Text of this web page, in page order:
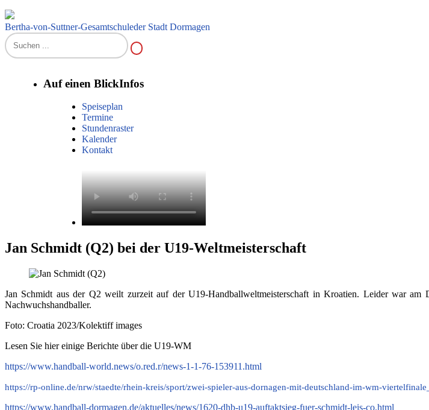
Bertha-von-Suttner-Gesamtschuleder Stadt Dormagen
Auf einen BlickInfos
Speiseplan
Termine
Stundenraster
Kalender
Kontakt
Jan Schmidt (Q2) bei der U19-Weltmeisterschaft
Jan Schmidt aus der Q2 weilt zurzeit auf der U19-Handballweltmeisterschaft in Kroatien. Leider war am
Nachwuchshandballer.
Foto: Croatia 2023/Kolektiff images
Lesen Sie hier einige Berichte über die U19-WM
https://www.handball-world.news/o.red.r/news-1-1-76-153911.html
https://rp-online.de/nrw/staedte/rhein-kreis/sport/zwei-spieler-aus-dornagen-mit-deutschland-im-wm-
https://www.handball-dormagen.de/aktuelles/news/1620-dhb-u19-auftaktsieg-fuer-schmidt-leis-co.html